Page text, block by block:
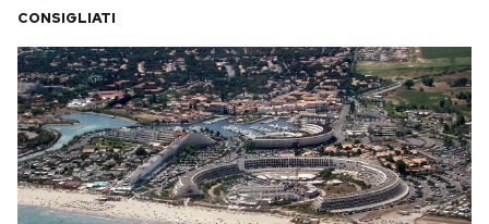
CONSIGLIATI